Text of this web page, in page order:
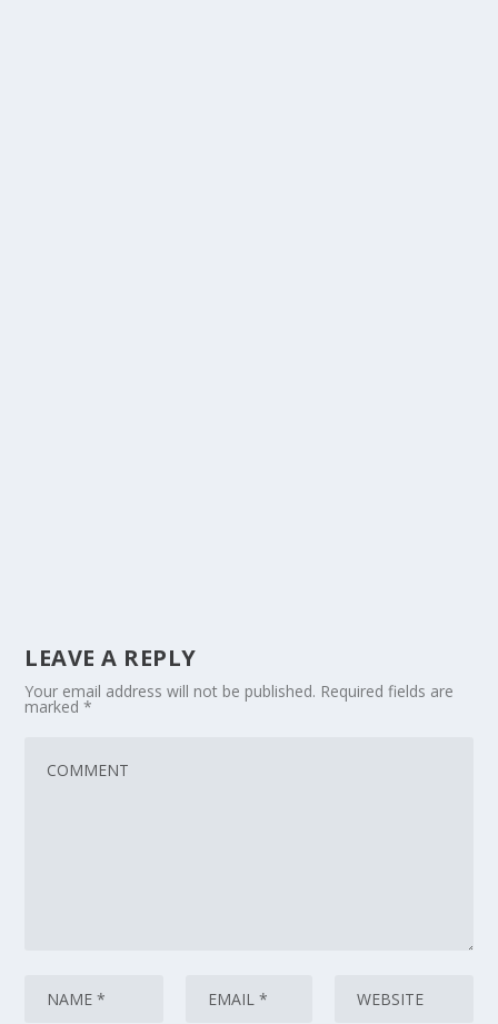
LEAVE A REPLY
Your email address will not be published. Required fields are
marked*